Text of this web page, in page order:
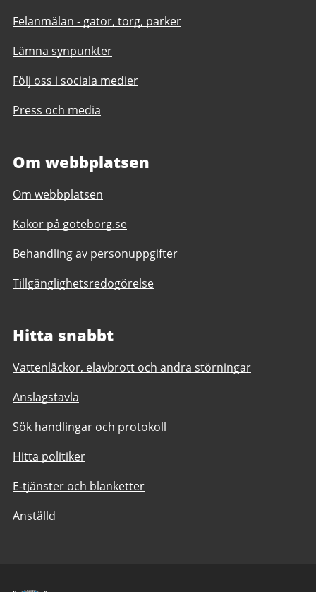
Felanmälan - gator, torg, parker
Lämna synpunkter
Följ oss i sociala medier
Press och media
Om webbplatsen
Om webbplatsen
Kakor på goteborg.se
Behandling av personuppgifter
Tillgänglighetsredogörelse
Hitta snabbt
Vattenläckor, elavbrott och andra störningar
Anslagstavla
Sök handlingar och protokoll
Hitta politiker
E-tjänster och blanketter
Anställd